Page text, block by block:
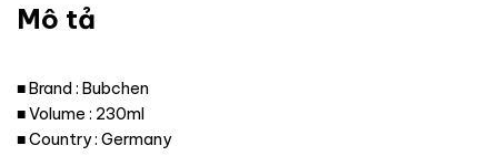
Mô tả
■ Brand : Bubchen
■ Volume : 230ml
■ Country : Germany